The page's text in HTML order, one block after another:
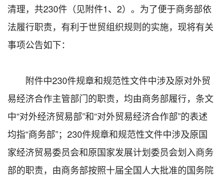
清理，共230件（见附件1、2）。为了便于商务部依
法履行职责，有利于世贸组织规则的实施，现将有关
事项公告如下：
附件中230件规章和规范性文件中涉及原对外贸
易经济合作主管部门的职责，均由商务部履行，条文
中“对外经济贸易部”和“对外贸易经济合作部”的表述
均指“商务部”；230件规章和规范性文件中涉及原国
家经济贸易委员会和原国家发展计划委员会划入商务
部的职责，由商务部按照十届全国人大批准的国务院